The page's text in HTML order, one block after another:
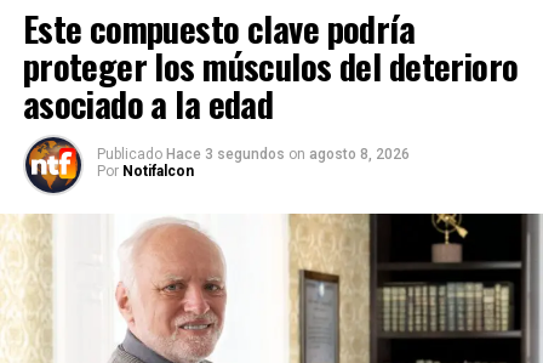
Este compuesto clave podría
proteger los músculos del deterioro
asociado a la edad
Publicado Hace 3 segundos on agosto 8, 2026
Por Notifalcon